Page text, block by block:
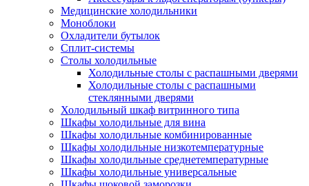
Медицинские холодильники
Моноблоки
Охладители бутылок
Сплит-системы
Столы холодильные
Холодильные столы с распашными дверями
Холодильные столы с распашными
стеклянными дверями
Холодильный шкаф витринного типа
Шкафы холодильные для вина
Шкафы холодильные комбинированные
Шкафы холодильные низкотемпературные
Шкафы холодильные среднетемпературные
Шкафы холодильные универсальные